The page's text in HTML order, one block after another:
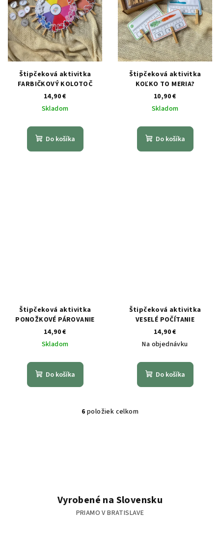
Štipčeková aktivitka
FARBIČKOVÝ KOLOTOČ
14,90 €
Skladom
Do košíka
Štipčeková aktivitka
KOĽKO TO MERIA?
10,90 €
Skladom
Do košíka
Štipčeková aktivitka
PONOŽKOVÉ PÁROVANIE
14,90 €
Skladom
Do košíka
Štipčeková aktivitka
VESELÉ POČÍTANIE
14,90 €
Na objednávku
Do košíka
O
i
e
p
6 položiek celkom
Vyrobené na Slovensku
PRIAMO V BRATISLAVE